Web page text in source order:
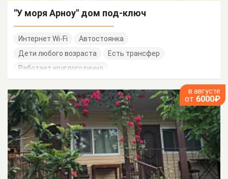
"У моря Арноу" дом под-ключ
Интернет Wi-Fi
Автостоянка
Дети любого возраста
Есть трансфер
Работает круглогодично
в августе
от 6000₽